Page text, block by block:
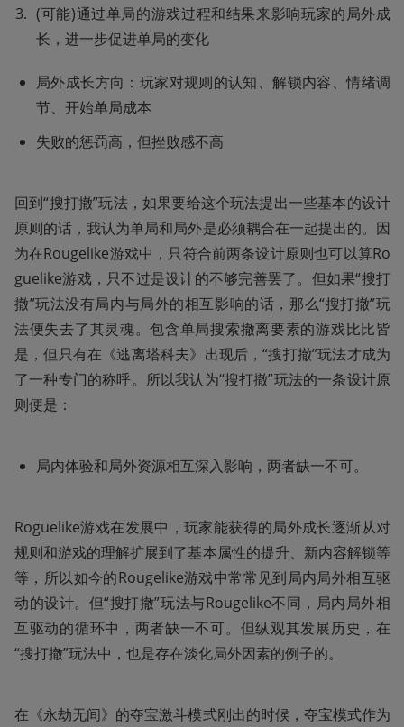
(可能)通过单局的游戏过程和结果来影响玩家的局外成
长，进一步促进单局的变化
局外成长方向：玩家对规则的认知、解锁内容、情绪调
节、开始单局成本
失败的惩罚高，但挫败感不高
回到“搜打撤”玩法，如果要给这个玩法提出一些基本的设计
原则的话，我认为单局和局外是必须耦合在一起提出的。因
为在Rougelike游戏中，只符合前两条设计原则也可以算Ro
guelike游戏，只不过是设计的不够完善罢了。但如果“搜打
撤”玩法没有局内与局外的相互影响的话，那么“搜打撤”玩
法便失去了其灵魂。包含单局搜索撤离要素的游戏比比皆
是，但只有在《逃离塔科夫》出现后，“搜打撤”玩法才成为
了一种专门的称呼。所以我认为“搜打撤”玩法的一条设计原
则便是：
局内体验和局外资源相互深入影响，两者缺一不可。
Roguelike游戏在发展中，玩家能获得的局外成长逐渐从对
规则和游戏的理解扩展到了基本属性的提升、新内容解锁等
等，所以如今的Rougelike游戏中常常见到局内局外相互驱
动的设计。但“搜打撤”玩法与Rougelike不同，局内局外相
互驱动的循环中，两者缺一不可。但纵观其发展历史，在
“搜打撤”玩法中，也是存在淡化局外因素的例子的。
在《永劫无间》的夺宝激斗模式刚出的时候，夺宝模式作为